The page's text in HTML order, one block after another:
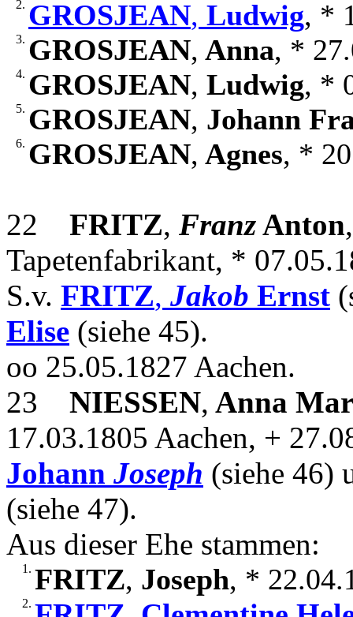
2. GROSJEAN, Ludwig, *
3. GROSJEAN, Anna, *
4. GROSJEAN, Ludwig, *
5. GROSJEAN, Johann
6. GROSJEAN, Agnes, *
22 FRITZ, FranzAnton
Tapetenfabrikant, *
S.v. FRITZ, Jakob Ernst
Elise (siehe 45).
oo 25.05.1827 Aachen.
23 NIESSEN, Anna
17.03.1805 Aachen, +
Johann Joseph (siehe 46)
(siehe 47).
Aus dieser Ehe stammen:
1. FRITZ, Joseph, *
2.